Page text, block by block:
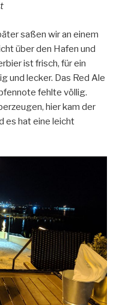
saßen wir an einem
über den Hafen und
ist frisch, für ein
und lecker. Das Red Ale
fehlte völlig.
hier kam der
es hat eine leicht